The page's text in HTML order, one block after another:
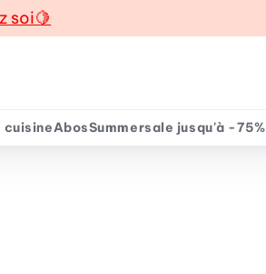
soi🍋
cuisineAbosSummersale jusqu'à -75%